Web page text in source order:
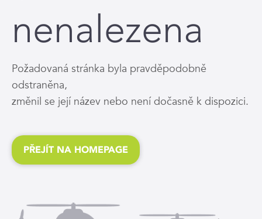
nenalezena
Požadovaná stránka byla pravděpodobně
odstraněna,
změnil se její název nebo není dočasně k dispozici.
PŘEJÍT NA HOMEPAGE